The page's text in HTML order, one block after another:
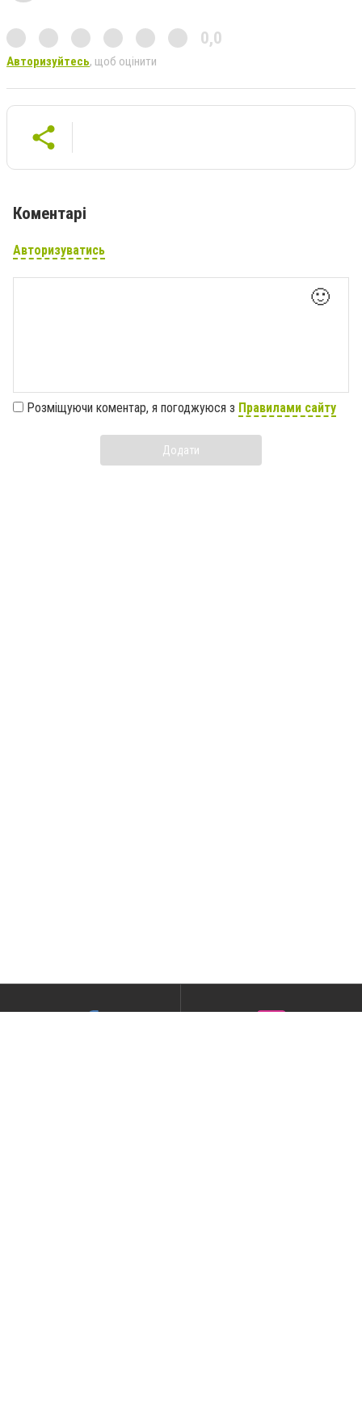
0,0
Авторизуйтесь, щоб оцінити
Коментарі
Авторизуватись
🙂
Розміщуючи коментар, я погоджуюся з Правилами сайту
Додати